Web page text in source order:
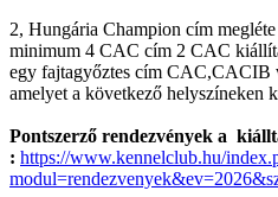
2, Hungária Champion cím
minimum 4 CAC cím 2 CAC
egy fajtagyőztes cím CAC,CACIB
amelyet a következő helyszíneken
Pontszerző rendezvények a
: https://www.kennelclub.hu/